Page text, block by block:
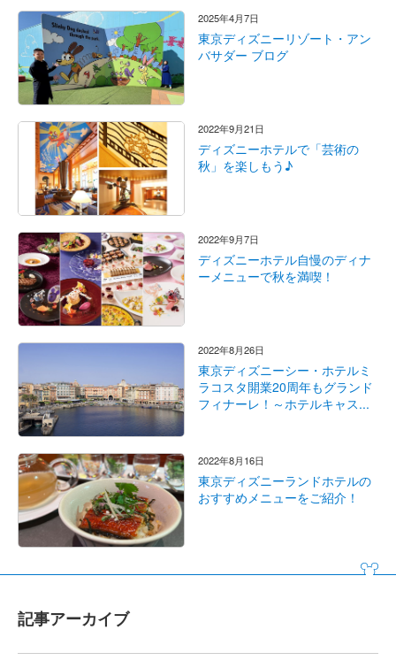
2025年4月7日
東京ディズニーリゾート・アン
バサダー ブログ
2022年9月21日
ディズニーホテルで「芸術の
秋」を楽しもう♪
2022年9月7日
ディズニーホテル自慢のディナ
ーメニューで秋を満喫！
2022年8月26日
東京ディズニーシー・ホテルミ
ラコスタ開業20周年もグランド
フィナーレ！～ホテルキャス...
2022年8月16日
東京ディズニーランドホテルの
おすすめメニューをご紹介！
記事アーカイブ